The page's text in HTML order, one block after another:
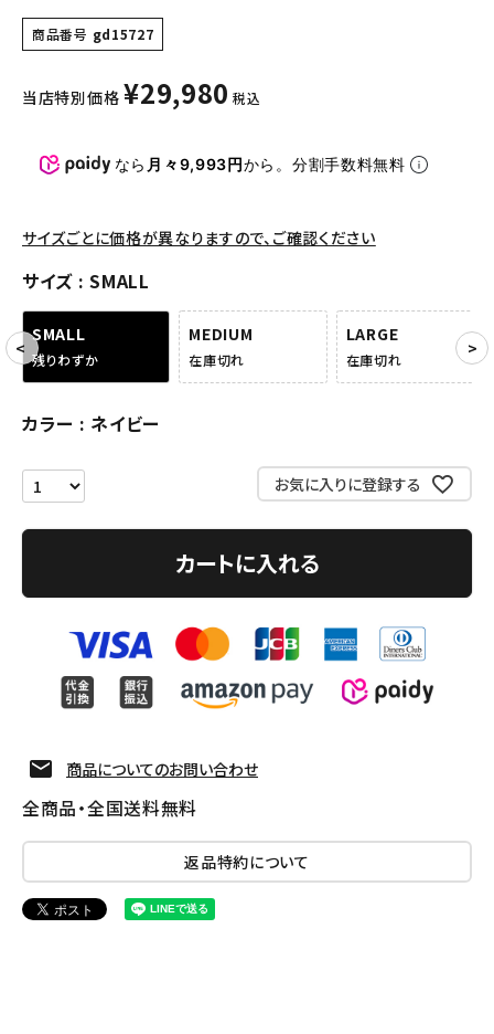
その他バッグ類
スニーカー・ブーツ
パンツ・ショーツ
SEASON
CONTENTS
ACCOUNT MENU
Follow us
商品番号 gd15727
当店特別価格 ¥29,980 税込
なら 月々9,993円から。分割手数料無料
サイズごとに価格が異なりますので、ご確認ください
サイズ SMALL
SMALL
残りわずか
MEDIUM
在庫切れ
LARGE
在庫切れ
カラー ネイビー
お気に入りに登録する
カートに入れる
商品についてのお問い合わせ
全商品・全国送料無料
返品特約について